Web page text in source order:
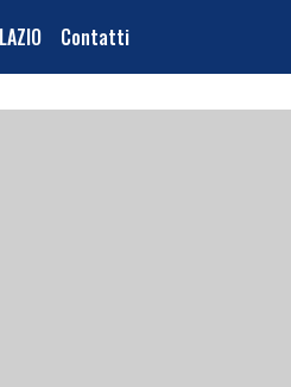
Contatti